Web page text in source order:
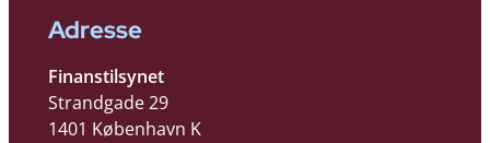
Adresse
Finanstilsynet
Strandgade 29
1401 København K